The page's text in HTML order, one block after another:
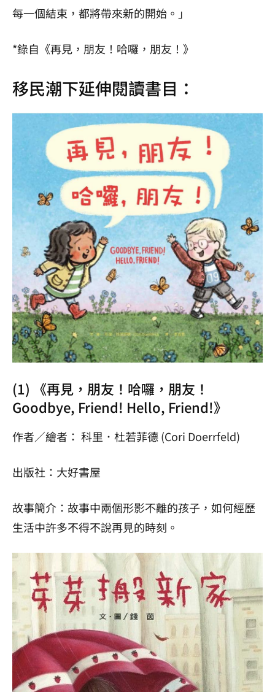
每一個結束，都將帶來新的開始。」
*錄自《再見，朋友！哈囉，朋友！》
移民潮下延伸閱讀書目：
(1) 《再見，朋友！哈囉，朋友！
Goodbye, Friend! Hello, Friend!》
作者／繪者： 科里．杜若菲德 (Cori Doerrfeld)
出版社：大好書屋
故事簡介：故事中兩個形影不離的孩子，如何經歷
生活中許多不得不說再見的時刻。